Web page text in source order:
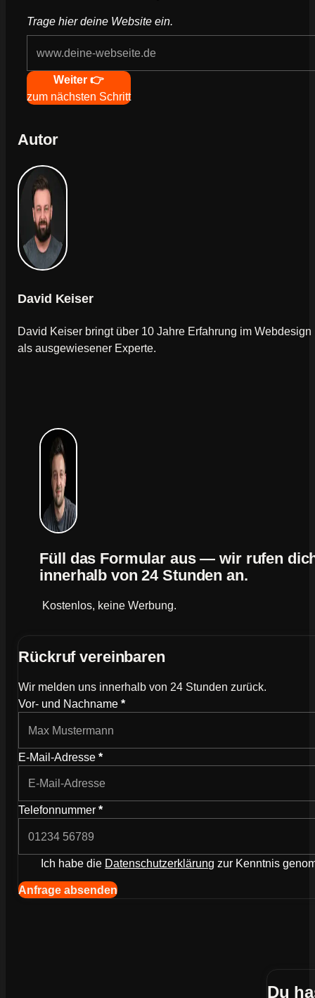
Trage hier deine Website ein.
NavigationWeiter 👉
zum nächsten Schritt
Autor
David Keiser
David Keiser bringt über 10 Jahre Erfahrung im
als ausgewiesener Experte.
Rückruf vereinbaren
Wir melden uns innerhalb von 24 Stunden zurück.
Wie können wir dich kontaktieren?
Vor- und Nachname *
E-Mail-Adresse *
Telefonnummer *
Ich habe die Datenschutzerklärung zur Kenntnis
Navigation (Kopie) (Kopieren) (Kopieren)
Anfrage absenden
Füll das Formular aus — wir rufen
innerhalb von 24 Stunden an.
Kostenlos, keine Werbung.
Du